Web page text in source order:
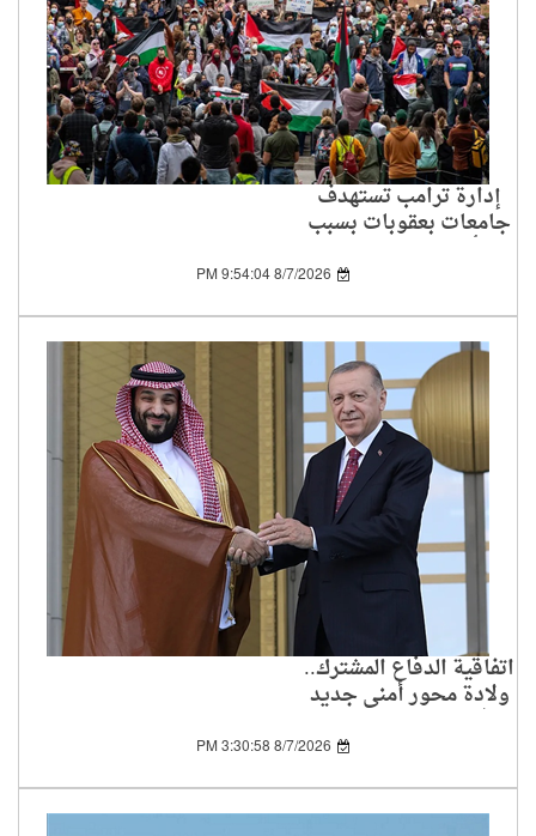
إدارة ترامب تستهدف
جامعات بعقوبات بسبب
تأييد الفلسطينيين
8/7/2026 9:54:04 PM
اتفاقية الدفاع المشترك..
ولادة محور أمني جديد
في العالم الإسلامي
8/7/2026 3:30:58 PM